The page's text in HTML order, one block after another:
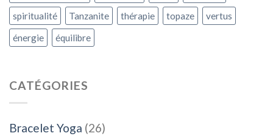
spiritualité
Tanzanite thérapie topaze
vertus
énergie
équilibre
CATÉGORIES
Bracelet Yoga (26)